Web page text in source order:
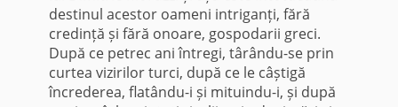
destinul acestor oameni intriganți, fără
credință și fără onoare, gospodarii greci.
După ce petrec ani întregi, târându-se prin
curtea vizirilor turci, după ce le câștigă
încrederea, flatându-i și mituindu-i, și după